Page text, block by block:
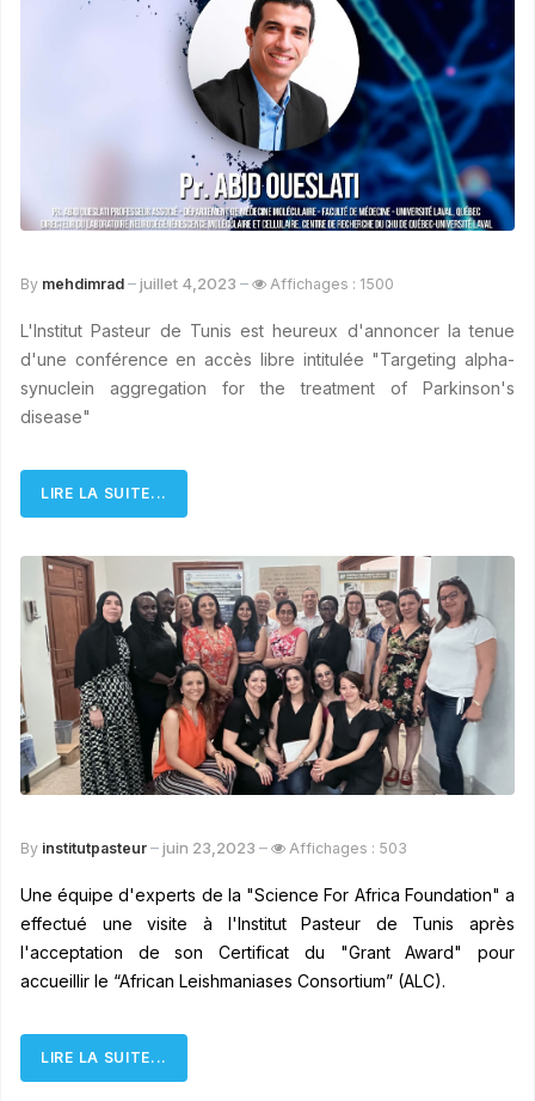
By mehdimrad juillet 4,2023 Affichages : 1500
L'Institut Pasteur de Tunis est heureux d'annoncer la tenue
d'une conférence en accès libre intitulée "Targeting alpha-
synuclein aggregation for the treatment of Parkinson's
disease"
LIRE LA SUITE...
By institutpasteur juin 23,2023 Affichages : 503
Une équipe d'experts de la "Science For Africa Foundation" a
effectué une visite à l'Institut Pasteur de Tunis après
l'acceptation de son Certificat du "Grant Award" pour
accueillir le “African Leishmaniases Consortium” (ALC).
LIRE LA SUITE...